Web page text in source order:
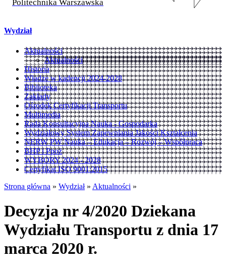
Politechnika Warszawska
Wydział
Aktualności
Aktualności
Historia
Władze w kadencji 2024-2028
Biblioteka
Zakłady
Ośrodek Certyfikacji Transportu
Multimedia
Rada Konsultacyjna Nauka - Gospodarka
Wydziałowy System Zapewniania Jakości Kształcenia
NERW PW Nauka – Edukacja – Rozwój – Współpraca
BHP i Ppoż
WYBORY 2024 - 2028
Certyfikat ISO 9001:2015
Strona główna » Wydział » Aktualności »
Decyzja nr 4/2020 Dziekana
Wydziału Transportu z dnia 17
marca 2020 r.